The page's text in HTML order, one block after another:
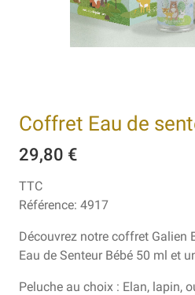
Coffret Eau de
29,80 €
TTC
Référence: 4917
Découvrez notre coffret Galien
Eau de Senteur Bébé 50 ml et
Peluche au choix : Elan, lapin,